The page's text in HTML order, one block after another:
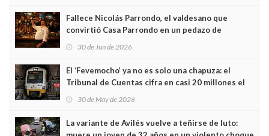
Fallece Nicolás Parrondo, el valdesano que
convirtió Casa Parrondo en un pedazo de
30 de Jun de 2026
El ‘Fevemocho’ ya no es solo una chapuza: el
Tribunal de Cuentas cifra en casi 20 millones el
30 de May de 2026
La variante de Avilés vuelve a teñirse de luto: